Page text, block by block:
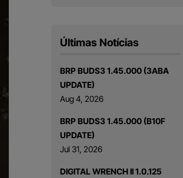
Últimas Notícias
BRP BUDS3 1.45.000 (3ABA
UPDATE)
Aug 4, 2026
BRP BUDS3 1.45.000 (B10F
UPDATE)
Jul 31, 2026
DIGITAL WRENCH II 1.0.125